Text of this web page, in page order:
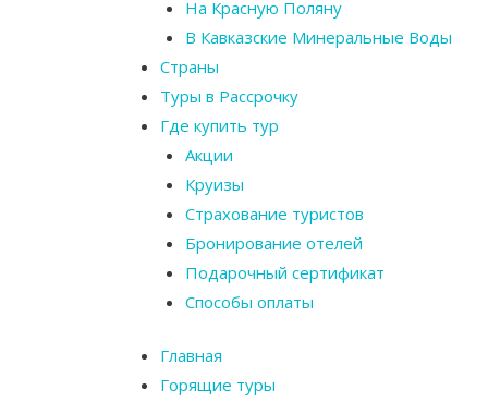
На Красную Поляну
В Кавказские Минеральные Воды
Страны
Туры в Рассрочку
Где купить тур
Акции
Круизы
Страхование туристов
Бронирование отелей
Подарочный сертификат
Способы оплаты
Главная
Горящие туры